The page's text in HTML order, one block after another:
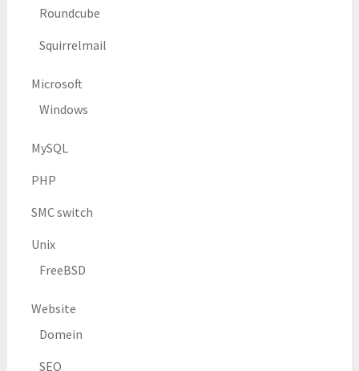
Roundcube
Squirrelmail
Microsoft
Windows
MySQL
PHP
SMC switch
Unix
FreeBSD
Website
Domein
SEO